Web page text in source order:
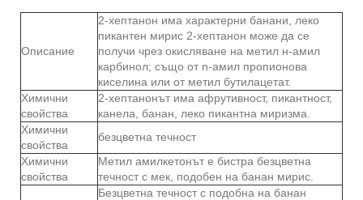
Описание
2-хептанон има характерни банани, леко
пикантен мирис 2-хептанон може да се
получи чрез окисляване на метил н-амил
карбинол; също от n-амил пропионова
киселина или от метил бутилацетат.
Химични
свойства
2-хептанонът има афрутивност, пикантност,
канела, банан, леко пикантна миризма.
Химични
свойства
безцветна течност
Химични
свойства
Метил амилкетонът е бистра безцветна
течност с мек, подобен на банан мирис.
Безцветна течност с подобна на банан